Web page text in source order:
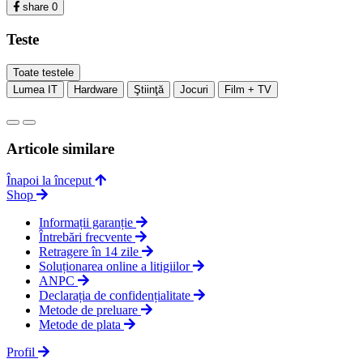
share 0
Teste
Toate testele
Lumea IT
Hardware Ştiinţă Jocuri Film + TV
Articole similare
Înapoi la început
Shop
Informații garanție
Întrebări frecvente
Retragere în 14 zile
Soluționarea online a litigiilor
ANPC
Declarația de confidențialitate
Metode de preluare
Metode de plata
Profil